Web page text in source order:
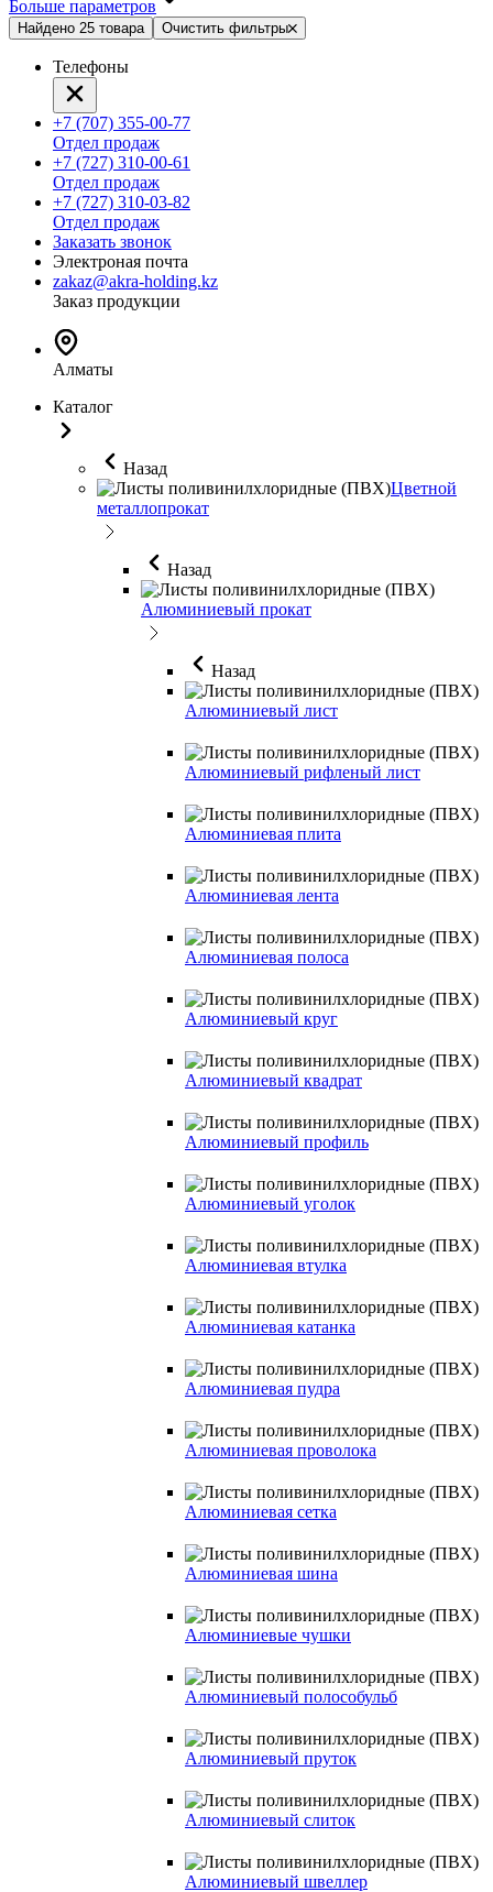
Больше параметров
Найдено 25 товара Очистить фильтры
Телефоны
+7 (707) 355-00-77
Отдел продаж
+7 (727) 310-00-61
Отдел продаж
+7 (727) 310-03-82
Отдел продаж
Заказать звонок
Электроная почта
zakaz@akra-holding.kz
Заказ продукции
Алматы
Каталог
Назад
Цветной
металлопрокат
Назад
Алюминиевый прокат
Назад
Алюминиевый лист
Алюминиевый рифленый лист
Алюминиевая плита
Алюминиевая лента
Алюминиевая полоса
Алюминиевый круг
Алюминиевый квадрат
Алюминиевый профиль
Алюминиевый уголок
Алюминиевая втулка
Алюминиевая катанка
Алюминиевая пудра
Алюминиевая проволока
Алюминиевая сетка
Алюминиевая шина
Алюминиевые чушки
Алюминиевый полособульб
Алюминиевый пруток
Алюминиевый слиток
Алюминиевый швеллер